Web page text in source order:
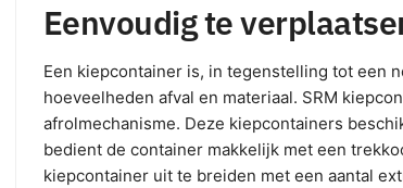
Eenvoudig te
Een kiepcontainer is, in tegenstelling tot een
hoeveelheden afval en materiaal. SRM
afrolmechanisme. Deze kiepcontainers
bedient de container makkelijk met een
kiepcontainer uit te breiden met een aantal